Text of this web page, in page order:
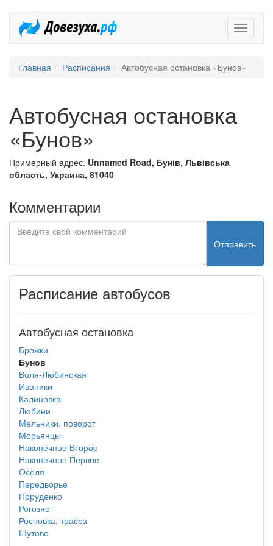
Главная Расписания Автобусная остановка «Бунов»
Автобусная остановка
«Бунов»
Примерный адрес: Unnamed Road, Бунів, Львівська
область, Украина, 81040
Комментарии
Отправить
Расписание автобусов
Автобусная остановка
Брожки
Бунов
Воля-Любинская
Иваники
Калиновка
Любини
Мельники, поворот
Морьянцы
Наконечное Второе
Наконечное Первое
Оселя
Передворье
Поруденко
Рогозно
Росновка, трасса
Шутово